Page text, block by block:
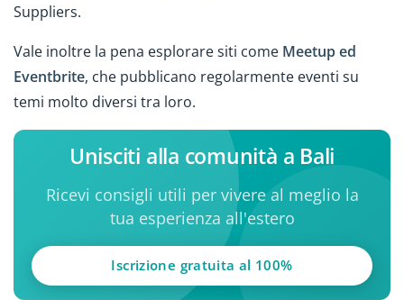
Suppliers.
Vale inoltre la pena esplorare siti come Meetup ed
Eventbrite, che pubblicano regolarmente eventi su
temi molto diversi tra loro.
Unisciti alla comunità a Bali
Ricevi consigli utili per vivere al meglio la
tua esperienza all'estero
Iscrizione gratuita al 100%